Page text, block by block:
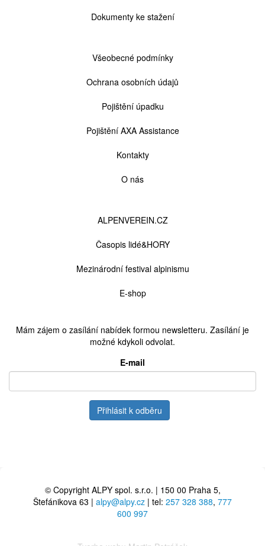
Dokumenty ke stažení
Všeobecné podmínky
Ochrana osobních údajů
Pojištění úpadku
Pojištění AXA Assistance
Kontakty
O nás
ALPENVEREIN.CZ
Časopis lidé&HORY
Mezinárodní festival alpinismu
E-shop
Mám zájem o zasílání nabídek formou newsletteru. Zasílání je
možné kdykoli odvolat.
E-mail
Přihlásit k odběru
© Copyright ALPY spol. s.r.o. | 150 00 Praha 5,
Štefánikova 63 | alpy@alpy.cz | tel: 257 328 388, 777
600 997